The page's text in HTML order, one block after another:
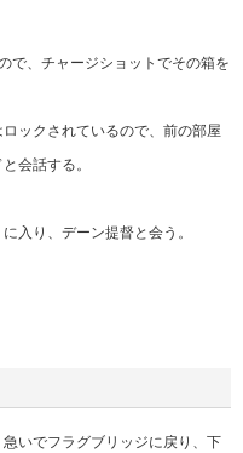
で、チャージショットでその箱を
ックされているので、前の部屋
会話する。
入り、デーン提督と会う。
いでフラグブリッジに戻り、下